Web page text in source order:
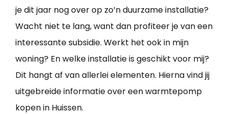
je dit jaar nog over op zo’n duurzame installatie?
Wacht niet te lang, want dan profiteer je van een
interessante subsidie. Werkt het ook in mijn
woning? En welke installatie is geschikt voor mij?
Dit hangt af van allerlei elementen. Hierna vind jij
uitgebreide informatie over een warmtepomp
kopen in Huissen.